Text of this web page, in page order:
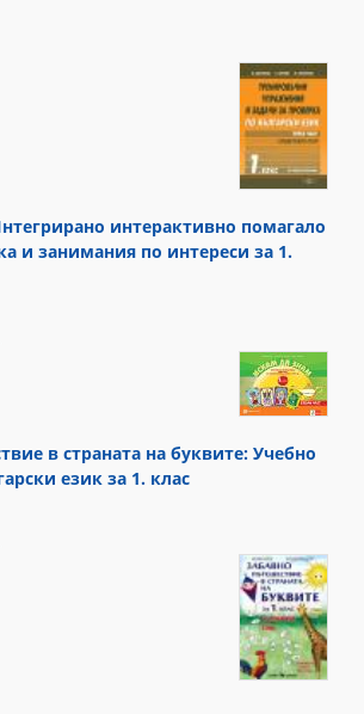
интерактивно помагало
и занимания по интереси за 1.
в страната на буквите: Учебно
език за 1. клас